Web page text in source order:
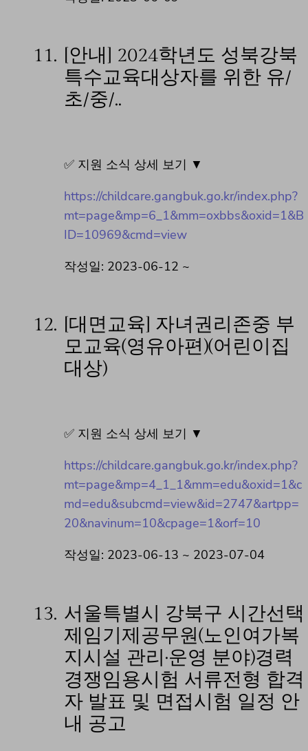
11.
[안내] 2024학년도 성북강북
특수교육대상자를 위한 유/
초/중/..
✅ 지원 소식 상세 보기 ▼
https://childcare.gangbuk.go.kr/index.php?
mt=page&mp=6_1&mm=oxbbs&oxid=1&B
ID=10969&cmd=view
작성일: 2023-06-12 ~
12. [대면교육] 자녀권리존중 부
모교육(영유아편)(어린이집
대상)
✅ 지원 소식 상세 보기 ▼
https://childcare.gangbuk.go.kr/index.php?
mt=page&mp=4_1_1&mm=edu&oxid=1&c
md=edu&subcmd=view&id=2747&artpp=
20&navinum=10&cpage=1&orf=10
작성일: 2023-06-13 ~ 2023-07-04
13. 서울특별시 강북구 시간선택
제임기제공무원(노인여가복
지시설 관리·운영 분야)경력
경쟁임용시험 서류전형 합격
자 발표 및 면접시험 일정 안
내 공고